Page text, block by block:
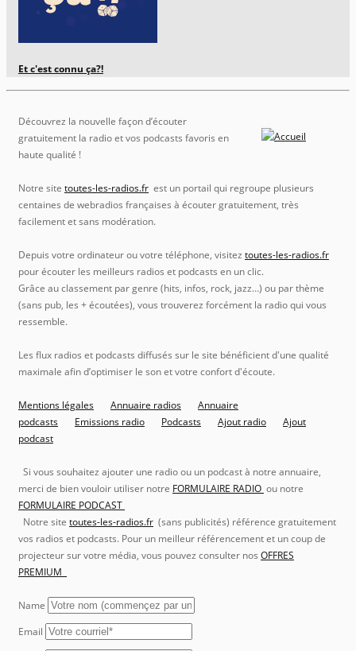
Et c'est connu ça?!
Découvrez la nouvelle façon d’écouter
gratuitement la radio et vos podcasts favoris en
haute qualité !
Notre site toutes-les-radios.fr est un portail qui regroupe plusieurs
centaines de webradios françaises à écouter gratuitement, très
facilement et sans modération.
Depuis votre ordinateur ou votre téléphone, visitez toutes-les-radios.fr
pour écouter les meilleurs radios et podcasts en un clic.
Grâce au classement par genre (hits, infos, rock, jazz…) ou par thème
(sans pub, les + écoutées), vous trouverez forcément la radio qui vous
ressemble.
Les flux radios et podcasts diffusés sur le site bénéficient d'une qualité
maximale afin d’optimiser le son et votre confort d'écoute.
Mentions légales Annuaire radios
Annuaire
podcasts
Emissions radio Podcasts Ajout radio
Ajout
podcast
Si vous souhaitez ajouter une radio ou un podcast à notre annuaire,
merci de bien vouloir utiliser notre FORMULAIRE RADIO ou notre
FORMULAIRE PODCAST
Notre site toutes-les-radios.fr (sans publicités) référence gratuitement
vos radios et podcasts. Pour un meilleur référencement et un coup de
projecteur sur votre média, vous pouvez consulter nos OFFRES
PREMIUM
Name
Email